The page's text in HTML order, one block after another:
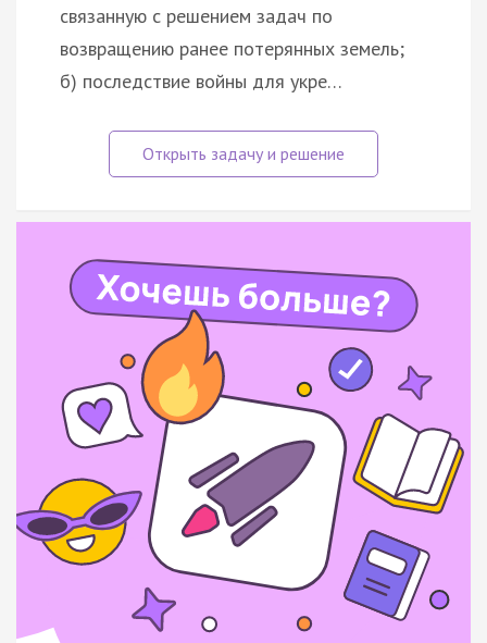
связанную с решением задач по
возвращению ранее потерянных земель;
б) последствие войны для укре…